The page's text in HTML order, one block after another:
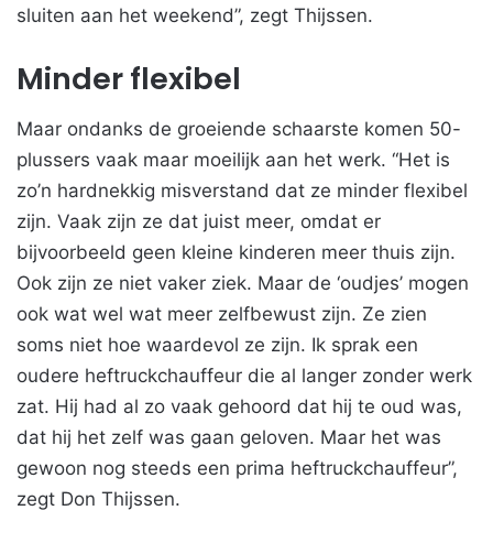
sluiten aan het weekend”, zegt Thijssen.
Minder flexibel
Maar ondanks de groeiende schaarste komen 50-
plussers vaak maar moeilijk aan het werk. “Het is
zo’n hardnekkig misverstand dat ze minder flexibel
zijn. Vaak zijn ze dat juist meer, omdat er
bijvoorbeeld geen kleine kinderen meer thuis zijn.
Ook zijn ze niet vaker ziek. Maar de ‘oudjes’ mogen
ook wat wel wat meer zelfbewust zijn. Ze zien
soms niet hoe waardevol ze zijn. Ik sprak een
oudere heftruckchauffeur die al langer zonder werk
zat. Hij had al zo vaak gehoord dat hij te oud was,
dat hij het zelf was gaan geloven. Maar het was
gewoon nog steeds een prima heftruckchauffeur”,
zegt Don Thijssen.